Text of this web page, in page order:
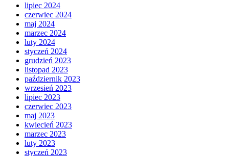
lipiec 2024
czerwiec 2024
maj 2024
marzec 2024
luty 2024
styczeń 2024
grudzień 2023
listopad 2023
październik 2023
wrzesień 2023
lipiec 2023
czerwiec 2023
maj 2023
kwiecień 2023
marzec 2023
luty 2023
styczeń 2023